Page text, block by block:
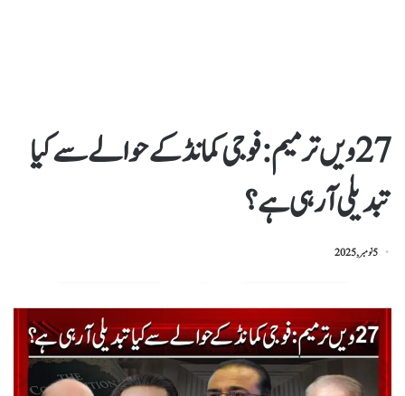
27 ویں ترمیم: فوجی کمانڈ کے حوالے سے کیا
تبدیلی آ رہی ہے؟
5 نومبر, 2025